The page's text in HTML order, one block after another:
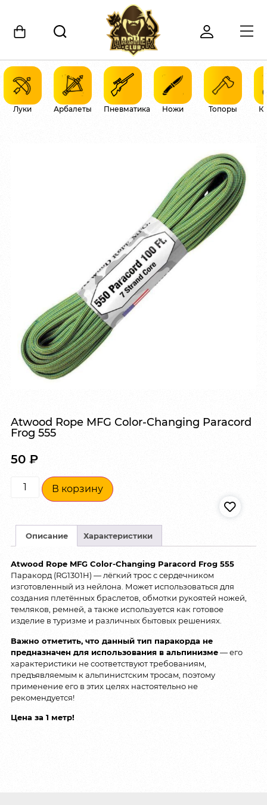
Луки Арбалеты Пневматика Ножи Топоры
Atwood Rope MFG Color-Changing Paracord
Frog 555
50 ₽
В корзину
Описание Характеристики
Atwood Rope MFG Color-Changing Paracord Frog 555
Паракорд (RG1301H) — лёгкий трос с сердечником
изготовленный из нейлона. Может использоваться для
создания плетённых браслетов, обмотки рукоятей ножей,
темляков, ремней, а также используется как готовое
изделие в туризме и различных бытовых решениях.
Важно отметить, что данный тип паракорда не
предназначен для использования в альпинизме— его
характеристики не соответствуют требованиям,
предъявляемым к альпинистским тросам, поэтому
применение его в этих целях настоятельно не
рекомендуется!
Цена за 1 метр!